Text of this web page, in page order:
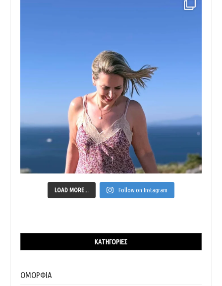
LOAD MORE... Follow on Instagram
ΚΑΤΗΓΟΡΊΕΣ
ΟΜΟΡΦΙΑ